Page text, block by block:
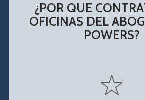
¿POR QUE
OFICINAS DEL
POWERS?